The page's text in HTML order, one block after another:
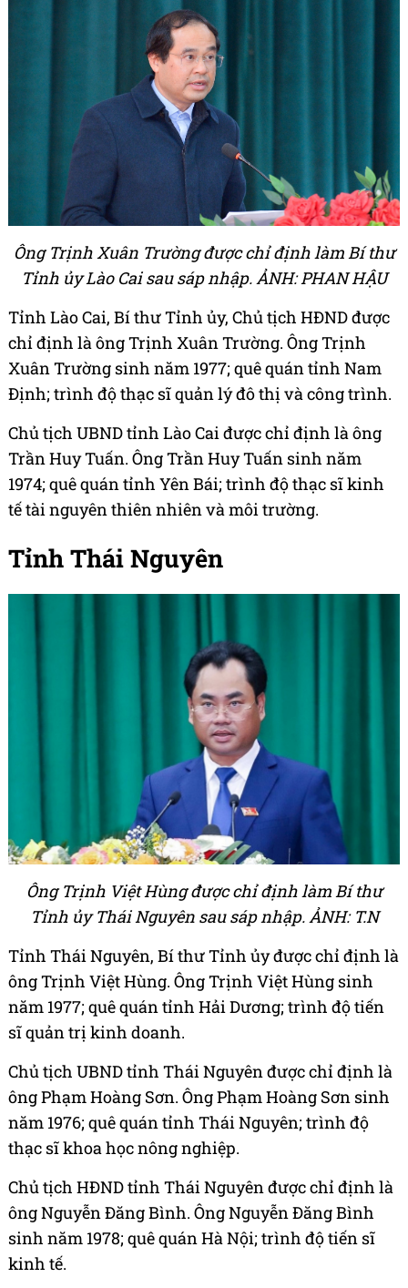
Ông Trịnh Xuân Trường được chỉ định làm Bí thư
Tỉnh ủy Lào Cai sau sáp nhập. ẢNH: PHAN HẬU
Tỉnh Lào Cai, Bí thư Tỉnh ủy, Chủ tịch HĐND được
chỉ định là ông Trịnh Xuân Trường. Ông Trịnh
Xuân Trường sinh năm 1977; quê quán tỉnh Nam
Định; trình độ thạc sĩ quản lý đô thị và công trình.
Chủ tịch UBND tỉnh Lào Cai được chỉ định là ông
Trần Huy Tuấn. Ông Trần Huy Tuấn sinh năm
1974; quê quán tỉnh Yên Bái; trình độ thạc sĩ kinh
tế tài nguyên thiên nhiên và môi trường.
Tỉnh Thái Nguyên
Ông Trịnh Việt Hùng được chỉ định làm Bí thư
Tỉnh ủy Thái Nguyên sau sáp nhập. ẢNH: T.N
Tỉnh Thái Nguyên, Bí thư Tỉnh ủy được chỉ định là
ông Trịnh Việt Hùng. Ông Trịnh Việt Hùng sinh
năm 1977; quê quán tỉnh Hải Dương; trình độ tiến
sĩ quản trị kinh doanh.
Chủ tịch UBND tỉnh Thái Nguyên được chỉ định là
ông Phạm Hoàng Sơn. Ông Phạm Hoàng Sơn sinh
năm 1976; quê quán tỉnh Thái Nguyên; trình độ
thạc sĩ khoa học nông nghiệp.
Chủ tịch HĐND tỉnh Thái Nguyên được chỉ định là
ông Nguyễn Đăng Bình. Ông Nguyễn Đăng Bình
sinh năm 1978; quê quán Hà Nội; trình độ tiến sĩ
kinh tế.